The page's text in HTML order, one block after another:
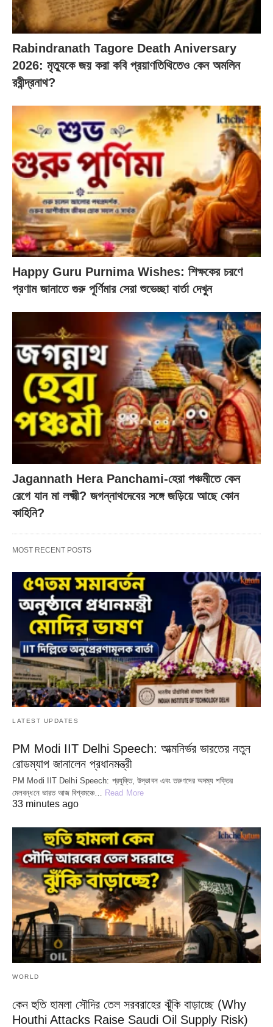
Rabindranath Tagore Death Aniversary
2026: মৃত্যুকে জয় করা কবি প্রয়াণতিথিতেও কেন অমলিন
রবীন্দ্রনাথ?
Happy Guru Purnima Wishes: শিক্ষকের চরণে
প্রণাম জানাতে গুরু পূর্ণিমার সেরা শুভেচ্ছা বার্তা দেখুন
Jagannath Hera Panchami-হেরা পঞ্চমীতে কেন
রেগে যান মা লক্ষ্মী? জগন্নাথদেবের সঙ্গে জড়িয়ে আছে কোন
কাহিনি?
MOST RECENT POSTS
LATEST UPDATES
PM Modi IIT Delhi Speech: আত্মনির্ভর ভারতের নতুন
রোডম্যাপ জানালেন প্রধানমন্ত্রী
PM Modi IIT Delhi Speech: প্রযুক্তি, উদ্ভাবন এবং তরুণদের অদম্য শক্তির
মেলবন্ধনে ভারত আজ বিশ্বমঞ্চে… Read More
33 minutes ago
WORLD
কেন হুতি হামলা সৌদির তেল সরবরাহের ঝুঁকি বাড়াচ্ছে (Why
Houthi Attacks Raise Saudi Oil Supply Risk)